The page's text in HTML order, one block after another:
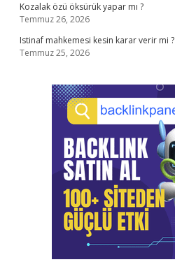
Kozalak özü öksürük yapar mı ?
Temmuz 26, 2026
Istinaf mahkemesi kesin karar verir mi ?
Temmuz 25, 2026